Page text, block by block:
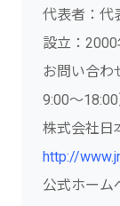
代表者：
設立：2000
お問い合わ
9:00～18:00
株式会社日
http://
公式ホーム